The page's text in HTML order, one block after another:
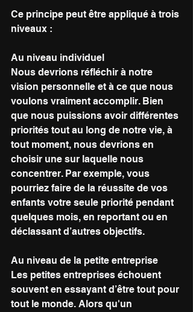
Ce principe peut être appliqué à trois
niveaux :
Au niveau individuel
Nous devrions réfléchir à notre
vision personnelle et à ce que nous
voulons vraiment accomplir. Bien
que nous puissions avoir différentes
priorités tout au long de notre vie, à
tout moment, nous devrions en
choisir une sur laquelle nous
concentrer. Par exemple, vous
pourriez faire de la réussite de vos
enfants votre seule priorité pendant
quelques mois, en reportant ou en
déclassant d’autres objectifs.
Au niveau de la petite entreprise
Les petites entreprises échouent
souvent en essayant d’être tout pour
tout le monde. Alors qu'un